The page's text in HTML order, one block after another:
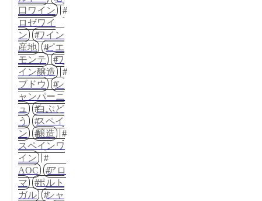
口ワイン
ロゼワイ
ン
ワイン
産地
ピエ
モンテ
ワ
イン醸造
ブドウ
シ
ャンパーニ
ュ
白ぶど
う
スペイ
ン
醸造
スペインワ
イン
AOC
アロ
マ
ポルト
ガル
シャ